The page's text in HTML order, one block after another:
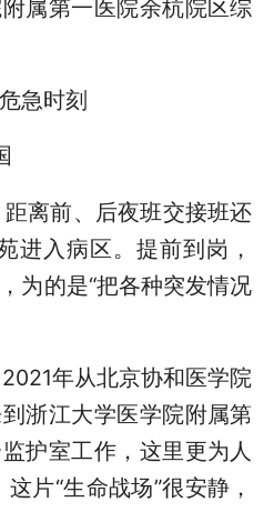
第一医院余杭院区综
急时刻
前、后夜班交接班还
进入病区。提前到岗，
为的是“把各种突发情况
年从北京协和医学院
浙江大学医学院附属第
护室工作，这里更为人
片“生命战场”很安静，